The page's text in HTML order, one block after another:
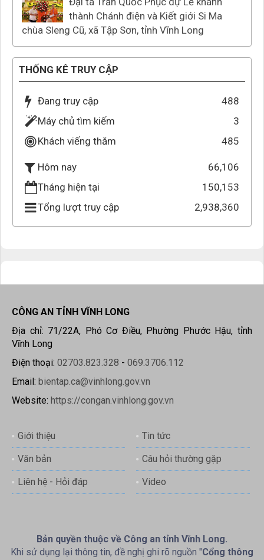
thành Chánh điện và Kiết giới Si Ma
chùa Sleng Cũ, xã Tập Sơn, tỉnh Vĩnh Long
THỐNG KÊ TRUY CẬP
Đang truy cập
488
Máy chủ tìm kiếm
3
Khách viếng thăm
485
Hôm nay
66,106
Tháng hiện tại
150,153
Tổng lượt truy cập
2,938,360
CÔNG AN TỈNH VĨNH LONG
Địa chỉ: 71/22A, Phó Cơ Điều, Phường Phước Hậu, tỉnh
Vĩnh Long
Điện thoại: 02703.823.328 - 069.3706.112
Email: bientap.ca@vinhlong.gov.vn
Website: https://congan.vinhlong.gov.vn
Giới thiệu Tin tức
Văn bản Câu hỏi thường gặp
Liên hệ - Hỏi đáp Video
Bản quyền thuộc về Công an tỉnh Vĩnh Long.
Khi sử dụng lại thông tin, đề nghị ghi rõ nguồn "Cổng thông